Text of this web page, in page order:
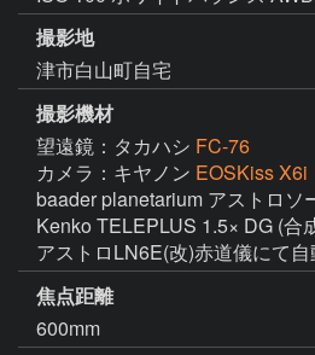
撮影地
津市白山町自宅
撮影機材
望遠鏡：タカハシ FC-76
カメラ：キヤノン EOSKiss X6i
baader planetarium アストロソ
Kenko TELEPLUS 1.5× DG (合
アストロLN6E(改)赤道儀にて
焦点距離
600mm